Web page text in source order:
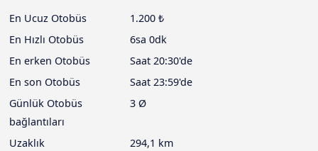
En Ucuz Otobüs
1.200 ₺
En Hızlı Otobüs
6sa 0dk
En erken Otobüs
Saat 20:30'de
En son Otobüs
Saat 23:59'de
Günlük Otobüs
bağlantıları
3 Ø
Uzaklık
294,1 km